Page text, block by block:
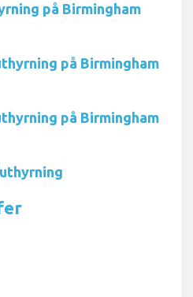
på Birmingham
på Birmingham
på Birmingham